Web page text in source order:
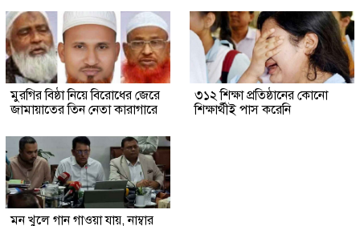
মুরগির বিষ্ঠা নিয়ে বিরোধের জেরে
জামায়াতের তিন নেতা কারাগারে
৩১২ শিক্ষা প্রতিষ্ঠানের কোনো
শিক্ষার্থীই পাস করেনি
মন খুলে গান গাওয়া যায়, নাম্বার